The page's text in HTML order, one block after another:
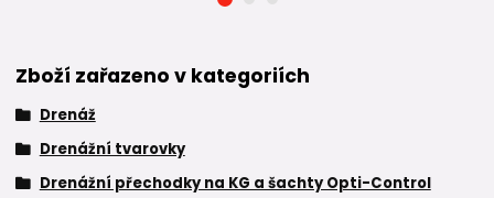
Zboží zařazeno v kategoriích
Drenáž
Drenážní tvarovky
Drenážní přechodky na KG a šachty Opti-Control